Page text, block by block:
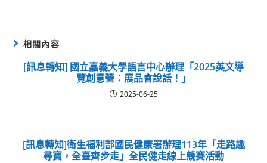
相關內容
[訊息轉知] 國立嘉義大學語言中心辦理「2025英文導
覽創意營：展品會說話！」
2025-06-25
[訊息轉知]衛生福利部國民健康署辦理113年「走路趣
尋寶，全臺齊步走」全民健走線上競賽活動